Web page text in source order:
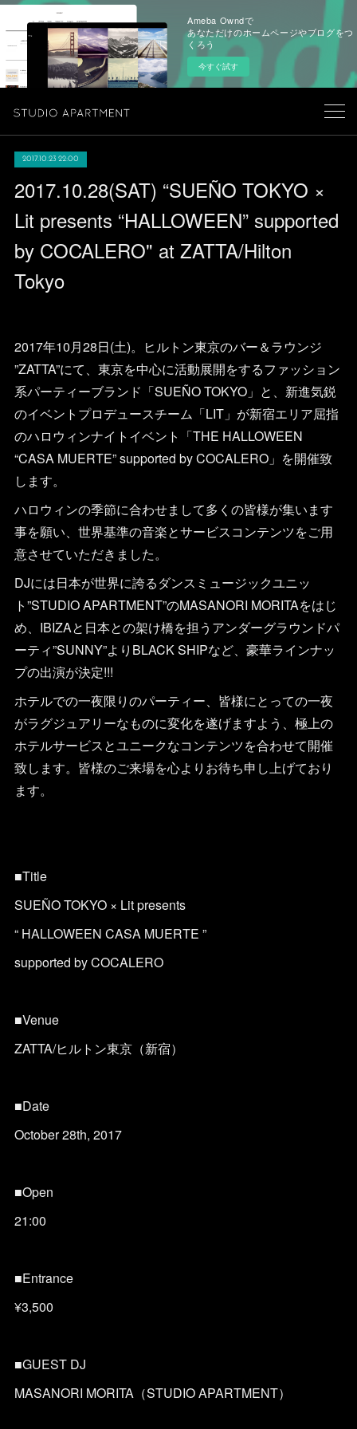
Ameba Owndで
あなただけのホームページやブログをつ
くろう
今すぐ試す
2017.10.23 22:00
2017.10.28(SAT) “SUEÑO TOKYO ×
Lit presents “HALLOWEEN” supported
by COCALERO" at ZATTA/Hilton
Tokyo
2017年10月28日(土)。ヒルトン東京のバー＆ラウンジ
”ZATTA”にて、東京を中心に活動展開をするファッション
系パーティーブランド「SUEÑO TOKYO」と、新進気鋭
のイベントプロデュースチーム「LIT」が新宿エリア屈指
のハロウィンナイトイベント「THE HALLOWEEN
“CASA MUERTE” supported by COCALERO」を開催致
します。
ハロウィンの季節に合わせまして多くの皆様が集います
事を願い、世界基準の音楽とサービスコンテンツをご用
意させていただきました。
DJには日本が世界に誇るダンスミュージックユニッ
ト”STUDIO APARTMENT”のMASANORI MORITAをはじ
め、IBIZAと日本との架け橋を担うアンダーグラウンドパ
ーティ”SUNNY”よりBLACK SHIPなど、豪華ラインナッ
プの出演が決定!!!
ホテルでの一夜限りのパーティー、皆様にとっての一夜
がラグジュアリーなものに変化を遂げますよう、極上の
ホテルサービスとユニークなコンテンツを合わせて開催
致します。皆様のご来場を心よりお待ち申し上げており
ます。
■Title
SUEÑO TOKYO × Lit presents
“ HALLOWEEN CASA MUERTE ”
supported by COCALERO
■Venue
ZATTA/ヒルトン東京（新宿）
■Date
October 28th, 2017
■Open
21:00
■Entrance
¥3,500
■GUEST DJ
MASANORI MORITA（STUDIO APARTMENT）